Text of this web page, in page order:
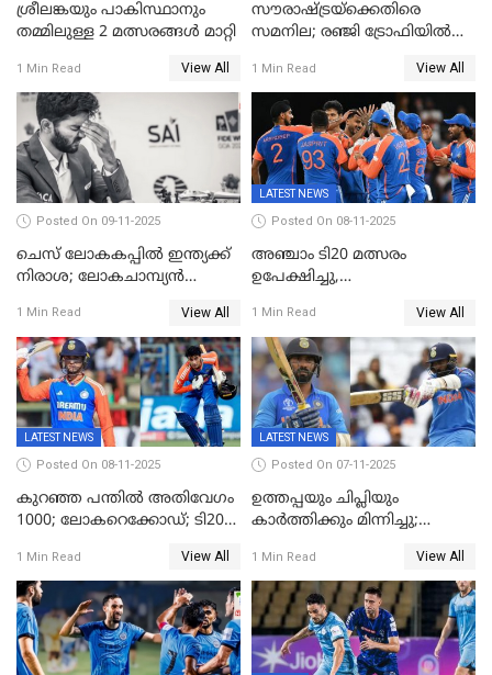
ശ്രീലങ്കയും പാകിസ്ഥാനും
തമ്മിലുള്ള 2 മത്സരങ്ങള്‍ മാറ്റി
1 Min Read View All
സൗരാഷ്ട്രയ്‌ക്കെതിരെ
സമനില; രഞ്ജി ട്രോഫിയിൽ
1 Min Read View All
Posted On 09-11-2025
ചെസ് ലോകകപ്പില്‍ ഇന്ത്യക്ക്
നിരാശ; ലോകചാമ്പ്യന്‍
1 Min Read View All
LATEST NEWS
Posted On 08-11-2025
അഞ്ചാം ടി20 മത്സരം
ഉപേക്ഷിച്ചു,
ജയിച്ച് ഇന്ത്യ
1 Min Read View All
LATEST NEWS
Posted On 08-11-2025
കുറഞ്ഞ പന്തിൽ അതിവേഗം
1000; ലോകറെക്കോഡ്; ടി20
അപൂര്‍വനേട്ടവുമായി
അഭിഷേക് ശർമ
1 Min Read View All
LATEST NEWS
Posted On 07-11-2025
ഉത്തപ്പയും ചിപ്ലിയും
കാർത്തിക്കും മിന്നിച്ചു;
ഇന്ത്യ; ഹോങ്കോങ് സിക്സസ്
ക്രിക്കറ്റ് ടൂർണമെന്റിൽ ജയം
1 Min Read View All